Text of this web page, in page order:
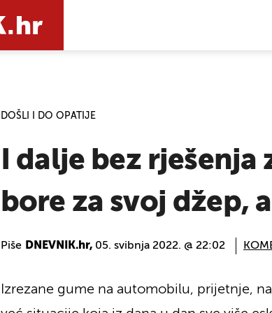
DOŠLI I DO OPATIJE
I dalje bez
bore za svoj džep,
Piše DNEVNIK.hr, 05. svibnja 2022. @ 22:02
Izrezane gume na automobilu, prijetnje,